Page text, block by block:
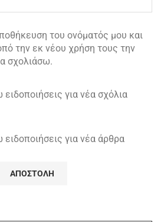
του ονόματός μου και
την εκ νέου χρήση τους την
σχολιάσω.
για νέα σχόλια
για νέα άρθρα